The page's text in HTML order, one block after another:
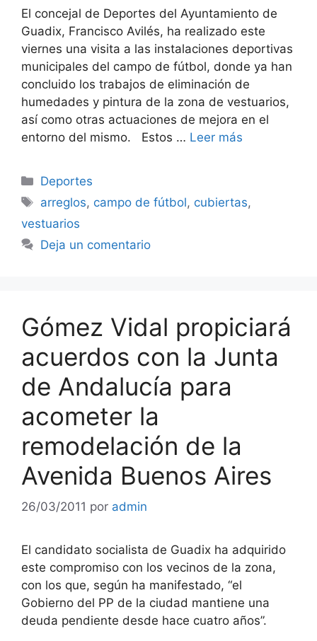
El concejal de Deportes del Ayuntamiento de
Guadix, Francisco Avilés, ha realizado este
viernes una visita a las instalaciones deportivas
municipales del campo de fútbol, donde ya han
concluido los trabajos de eliminación de
humedades y pintura de la zona de vestuarios,
así como otras actuaciones de mejora en el
entorno del mismo. Estos … Leer más
Categorías
Deportes
Etiquetas
arreglos, campo de fútbol, cubiertas,
vestuarios
Deja un comentario
Gómez Vidal propiciará
acuerdos con la Junta
de Andalucía para
acometer la
remodelación de la
Avenida Buenos Aires
26/03/2011 por admin
El candidato socialista de Guadix ha adquirido
este compromiso con los vecinos de la zona,
con los que, según ha manifestado, “el
Gobierno del PP de la ciudad mantiene una
deuda pendiente desde hace cuatro años”.